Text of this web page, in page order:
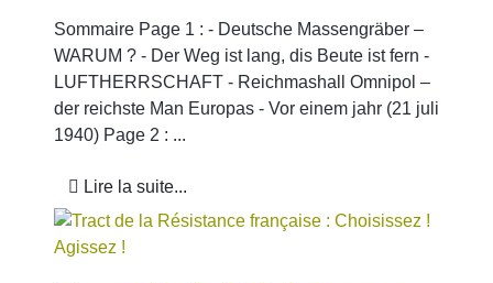
Sommaire Page 1 : - Deutsche Massengräber –
WARUM ? - Der Weg ist lang, dis Beute ist fern -
LUFTHERRSCHAFT - Reichmashall Omnipol –
der reichste Man Europas - Vor einem jahr (21 juli
1940) Page 2 : ...
Lire la suite...